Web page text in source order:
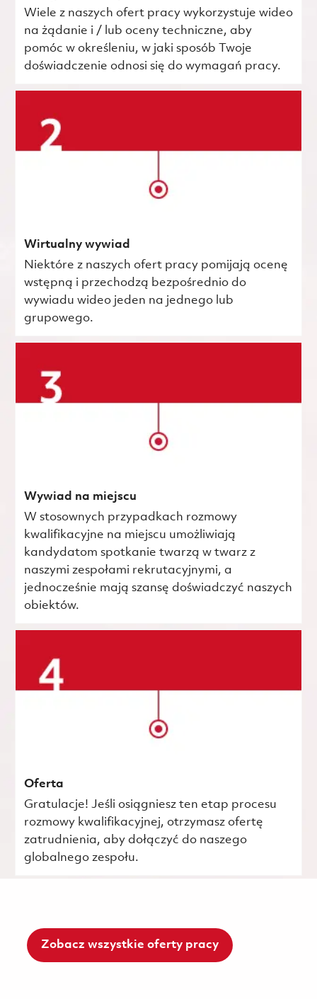
Wiele z naszych ofert pracy wykorzystuje wideo
na żądanie i / lub oceny techniczne, aby
pomóc w określeniu, w jaki sposób Twoje
doświadczenie odnosi się do wymagań pracy.
Wirtualny wywiad
Niektóre z naszych ofert pracy pomijają ocenę
wstępną i przechodzą bezpośrednio do
wywiadu wideo jeden na jednego lub
grupowego.
Wywiad na miejscu
W stosownych przypadkach rozmowy
kwalifikacyjne na miejscu umożliwiają
kandydatom spotkanie twarzą w twarz z
naszymi zespołami rekrutacyjnymi, a
jednocześnie mają szansę doświadczyć naszych
obiektów.
Oferta
Gratulacje! Jeśli osiągniesz ten etap procesu
rozmowy kwalifikacyjnej, otrzymasz ofertę
zatrudnienia, aby dołączyć do naszego
globalnego zespołu.
Zobacz wszystkie oferty pracy